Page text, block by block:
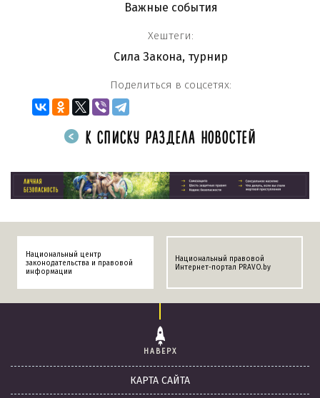
Важные события
Хештеги:
Сила Закона, турнир
Поделиться в соцсетях:
К СПИСКУ РАЗДЕЛА НОВОСТЕЙ
Национальный центр
законодательства и правовой
информации
Национальный правовой
Интернет-портал PRAVO.by
НАВЕРХ
КАРТА САЙТА